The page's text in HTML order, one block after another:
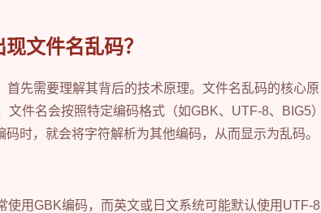
文件名乱码？
首先需要理解其背后的技术原理。文件名乱码的核心原
文件名会按照特定编码格式（如GBK、UTF-8、BIG5）
时，就会将字符解析为其他编码，从而显示为乱码。
使用GBK编码，而英文或日文系统可能默认使用UTF-8